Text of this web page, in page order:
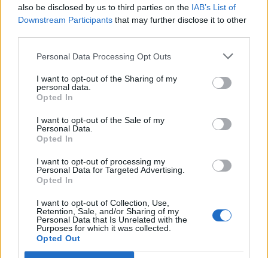
also be disclosed by us to third parties on the IAB’s List of
Downstream Participants that may further disclose it to other
Personal Data Processing Opt Outs
I want to opt-out of the Sharing of my
personal data.
Opted In
I want to opt-out of the Sale of my
Personal Data.
Opted In
I want to opt-out of processing my
Personal Data for Targeted Advertising.
Opted In
I want to opt-out of Collection, Use,
Retention, Sale, and/or Sharing of my
Personal Data that Is Unrelated with the
Purposes for which it was collected.
Opted Out
Σχετικά Άρθρα